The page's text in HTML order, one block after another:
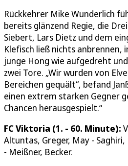
Rückkehrer Mike Wunderlich
bereits glänzend Regie, die
Siebert, Lars Dietz und dem
Klefisch ließ nichts
junge Hong wie aufgedreht
zwei Tore. „Wir wurden von
Bereichen gequält“, befand
einen extrem starken Gegner
Chancen herausgespielt.“
FCViktoria (1. - 60. Minute):
Altuntas, Greger, May -
- Meißner, Becker.